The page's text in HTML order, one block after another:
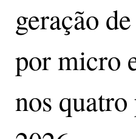
geração
por micro
nos